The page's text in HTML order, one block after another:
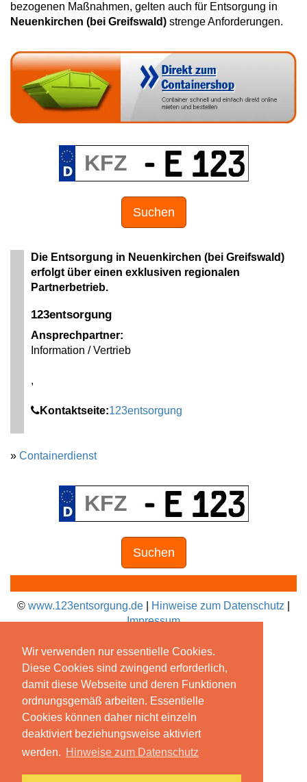
Wir verwenden nur essentielle Cookies.
Diese Cookies sind zwingend erforderlich,
damit diese Webseite und deren Funktionen
ordnungsgemäß arbeiten. Essentielle
Cookies können daher nicht einzeln
deaktiviert beziehungsweise aktiviert
werden. Hinweise zum Datenschutz
bezogenen Maßnahmen, gelten auch für Entsorgung in
Neuenkirchen (bei Greifswald) strenge Anforderungen.
Suchen
Die Entsorgung in Neuenkirchen (bei Greifswald)
erfolgt über einen exklusiven regionalen
Partnerbetrieb.
123entsorgung
Ansprechpartner:
Information / Vertrieb
,
Kontaktseite:123entsorgung
» Containerdienst
Suchen
© www.123entsorgung.de Hinweise zum Datenschutz
Impressum